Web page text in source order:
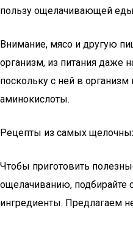
пользу ощелачивающей
Внимание, мясо и другую
организм, из питания даже
поскольку с ней в
аминокислоты.
Рецепты из самых
Чтобы приготовить
ощелачиванию, подбирайте
ингредиенты. Предлагаем